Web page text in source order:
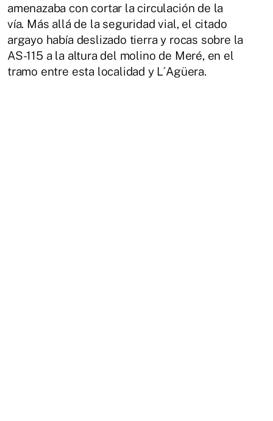
amenazaba con cortar la circulación de la
vía. Más allá de la seguridad vial, el citado
argayo había deslizado tierra y rocas sobre la
AS-115 a la altura del molino de Meré, en el
tramo entre esta localidad y L´Agüera.